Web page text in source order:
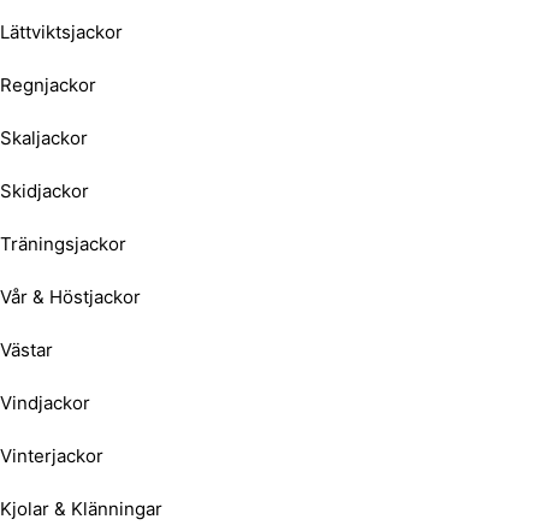
Lättviktsjackor
Regnjackor
Skaljackor
Skidjackor
Träningsjackor
Vår & Höstjackor
Västar
Vindjackor
Vinterjackor
Kjolar & Klänningar